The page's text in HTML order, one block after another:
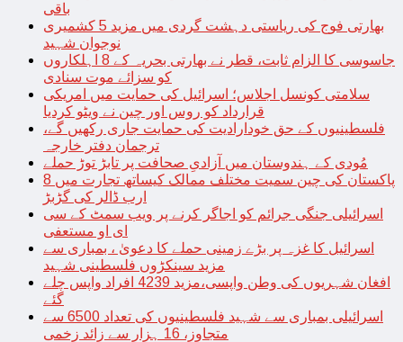
باقی
بھارتی فوج کی ریاستی دہشت گردی میں مزید 5 کشمیری
نوجوان شہید
جاسوسی کا الزام ثابت، قطر نے بھارتی بحریہ کے 8 اہلکاروں
کو سزائے موت سنادی
سلامتی کونسل اجلاس؛ اسرائیل کی حمایت میں امریکی
قرارداد کو روس اور چین نے ویٹو کردیا
فلسطینیوں کے حق خودارادیت کی حمایت جاری رکھیں گے،
ترجمان دفتر خارجہ
مُودی کے ہندوستان میں آزادیِ صحافت پر تابڑ توڑ حملے
پاکستان کی چین سمیت مختلف ممالک کیساتھ تجارت میں 8
ارب ڈالر کی گڑبڑ
اسرائیلی جنگی جرائم کو اجاگر کرنے پر ویب سمٹ کے سی
ای او مستعفی
اسرائیل کا غزہ پر بڑے زمینی حملے کا دعویٰ ، بمباری سے
مزید سینکڑوں فلسطینی شہید
افغان شہریوں کی وطن واپسی،مزید 4239 افراد واپس چلے
گئے
اسرائیلی بمباری سے شہید فلسطینیوں کی تعداد 6500 سے
متجاوز، 16 ہزار سے زائد زخمی